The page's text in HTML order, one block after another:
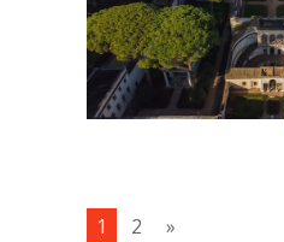
1 2 »